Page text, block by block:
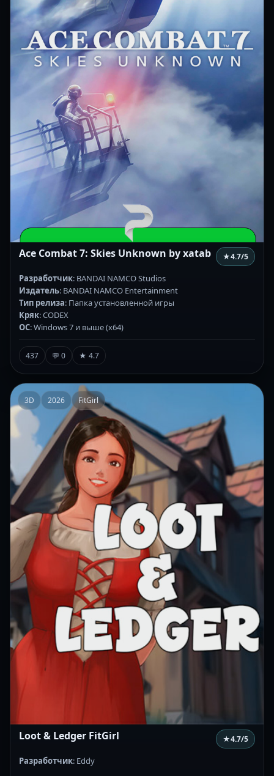
Ace Combat 7: Skies Unknown by xatab ★4.7/5
Разработчик: BANDAI NAMCO Studios
Издатель: BANDAI NAMCO Entertainment
Тип релиза: Папка установленной игры
Кряк: CODEX
ОС: Windows 7 и выше (х64)
437 💬 0 ★ 4.7
3D 2026 FitGirl
Loot & Ledger FitGirl ★4.7/5
Разработчик: Eddy